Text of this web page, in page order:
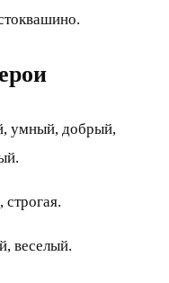
умный, добрый,
веселый.